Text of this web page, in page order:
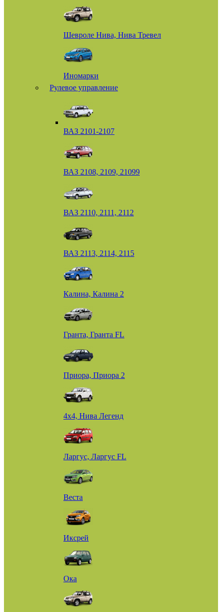
Шевроле Нива, Нива Тревел
Иномарки
Рулевое управление
ВАЗ 2101-2107
ВАЗ 2108, 2109, 21099
ВАЗ 2110, 2111, 2112
ВАЗ 2113, 2114, 2115
Калина, Калина 2
Гранта, Гранта FL
Приора, Приора 2
4х4, Нива Легенд
Ларгус, Ларгус FL
Веста
Иксрей
Ока